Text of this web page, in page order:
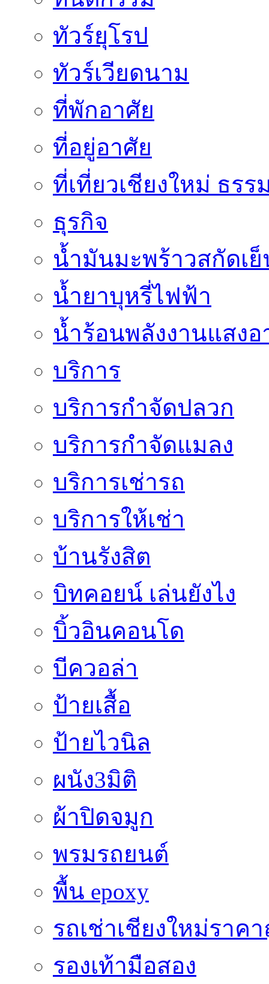
ทัวร์ยุโรป
ทัวร์เวียดนาม
ที่พักอาศัย
ที่อยู่อาศัย
ที่เที่ยวเชียงใหม่ ธรร
ธุรกิจ
น้ำมันมะพร้าวสกัดเ
น้ำยาบุหรี่ไฟฟ้า
น้ำร้อนพลังงานแสง
บริการ
บริการกำจัดปลวก
บริการกำจัดแมลง
บริการเช่ารถ
บริการให้เช่า
บ้านรังสิต
บิทคอยน์ เล่นยังไง
บิ้วอินคอนโด
บีควอล่า
ป้ายเสื้อ
ป้ายไวนิล
ผนัง3มิติ
ผ้าปิดจมูก
พรมรถยนต์
พื้น epoxy
รถเช่าเชียงใหม่ราค
รองเท้ามือสอง